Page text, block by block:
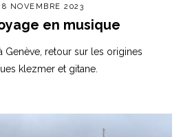
NOVEMBRE 2023
en musique
retour sur les origines
klezmer et gitane.